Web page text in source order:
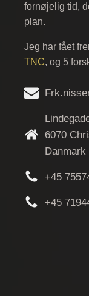
fornøjelig tid,
plan.
Jeg har fået
TNC, og 5
6070
Danmark
+45
+45